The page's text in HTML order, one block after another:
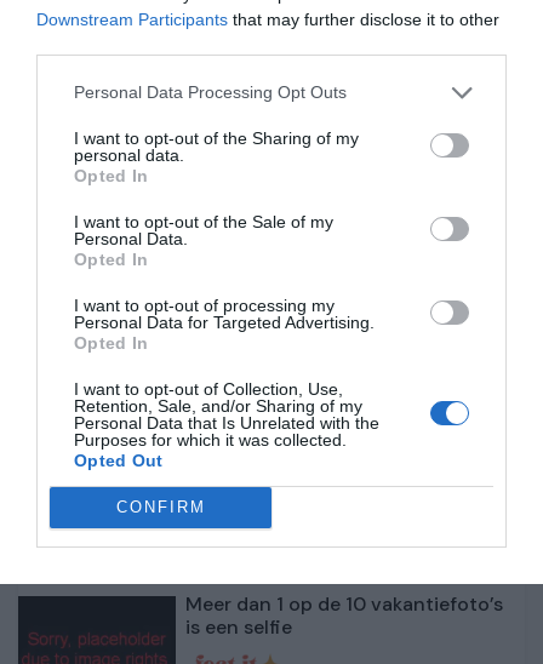
Downstream Participants that may further disclose it to other
Personal Data Processing Opt Outs
I want to opt-out of the Sharing of my
personal data.
Opted In
I want to opt-out of the Sale of my
Personal Data.
Opted In
I want to opt-out of processing my
Personal Data for Targeted Advertising.
Opted In
I want to opt-out of Collection, Use,
Retention, Sale, and/or Sharing of my
Personal Data that Is Unrelated with the
Purposes for which it was collected.
Opted Out
CONFIRM
kaart - Google Ma...
8 jaren geleden
Evenementen in Spanje: De Week
8 jaren geleden
KML - Laatste commerciële
vluchten Fokker 70
8 jaren geleden
Franse bootverhuurder Le Boat
8 jaren geleden 368
Meer dan 1 op de 10 vakantiefoto’s
is een selfie